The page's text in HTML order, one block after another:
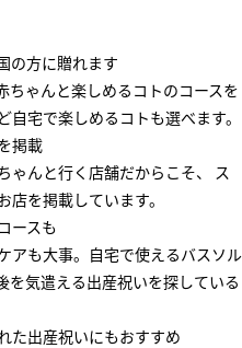
の方に贈れます
ちゃんと楽しめるコトのコースを
宅で楽しめるコトも選べます。
掲載
ゃんと行く店舗だからこそ、 ス
を掲載しています。
ースも
アも大事。自宅で使えるバスソル
を気遣える出産祝いを探している
た出産祝いにもおすすめ